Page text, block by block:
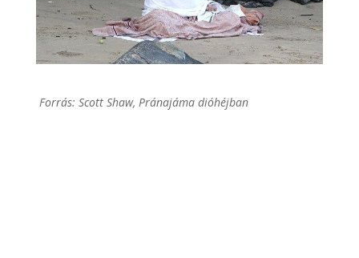
Forrás: Scott Shaw, Pránajáma dióhéjban